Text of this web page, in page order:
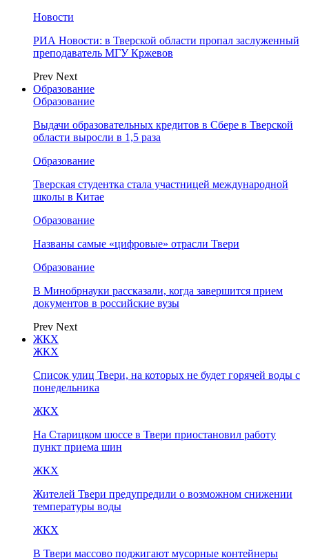
Новости
РИА Новости: в Тверской области пропал заслуженный
преподаватель МГУ Кржевов
Prev Next
Образование
Образование
Выдачи образовательных кредитов в Сбере в Тверской
области выросли в 1,5 раза
Образование
Тверская студентка стала участницей международной
школы в Китае
Образование
Названы самые «цифровые» отрасли Твери
Образование
В Минобрнауки рассказали, когда завершится прием
документов в российские вузы
Prev Next
ЖКХ
ЖКХ
Список улиц Твери, на которых не будет горячей воды с
понедельника
ЖКХ
На Старицком шоссе в Твери приостановил работу
пункт приема шин
ЖКХ
Жителей Твери предупредили о возможном снижении
температуры воды
ЖКХ
В Твери массово поджигают мусорные контейнеры